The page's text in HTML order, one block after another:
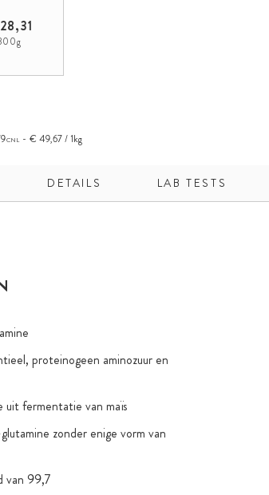
CNL € 49,67 / 1kg
DETAILS LAB TESTS
proteinogeen aminozuur en
uit fermentatie van maïs
zonder enige vorm van
van 99,7